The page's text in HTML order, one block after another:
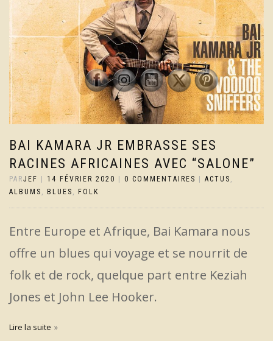
BAI KAMARA JR EMBRASSE SES
RACINES AFRICAINES AVEC “SALONE”
PARJEF | 14 FÉVRIER 2020 | 0 COMMENTAIRES | ACTUS
ALBUMS
BLUES FOLK
Entre Europe et Afrique, Bai Kamara nous
offre un blues qui voyage et se nourrit de
folk et de rock, quelque part entre Keziah
Jones et John Lee Hooker.
Lire la suite